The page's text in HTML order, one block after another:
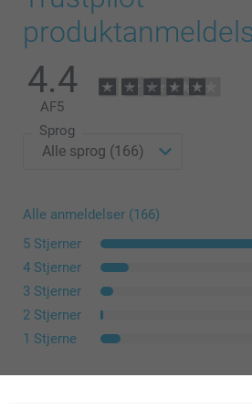
4.4
AF5
Sprog
Alle anmeldelser (166)
5 Stjerner
4 Stjerner
3 Stjerner
2 Stjerner
1 Stjerne